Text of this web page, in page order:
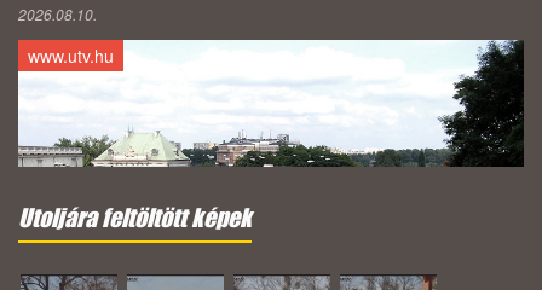
2026.08.10.
www.utv.hu
Utoljára feltöltött képek